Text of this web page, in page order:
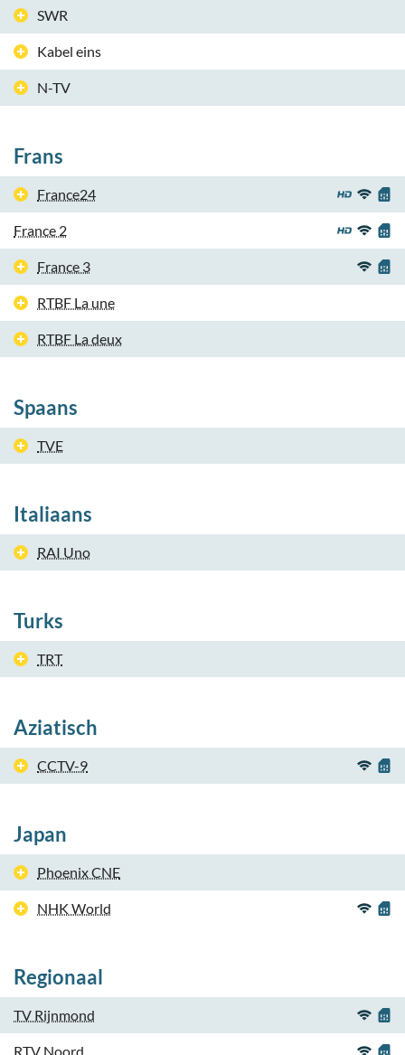
SWR
Kabel eins
N-TV
Frans
France24
France 2
France 3
RTBF La une
RTBF La deux
Spaans
TVE
Italiaans
RAI Uno
Turks
TRT
Aziatisch
CCTV-9
Japan
Phoenix CNE
NHK World
Regionaal
TV Rijnmond
RTV Noord